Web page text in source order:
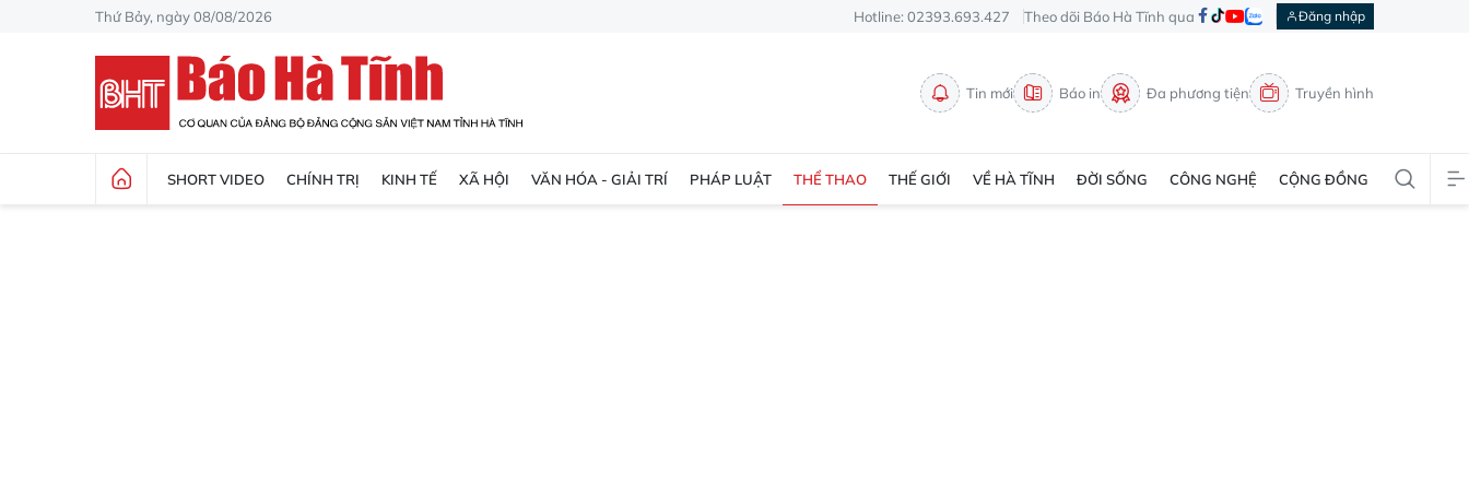
Thứ Bảy, ngày 08/08/2026 Hotline: 02393.693.427 Theo dõi Báo Hà Tĩnh qua Đăng nhập
Tin mới Báo in Đa phương tiện Truyền hình
SHORT VIDEO CHÍNH TRỊ KINH TẾ XÃ HỘI VĂN HÓA - GIẢI TRÍ PHÁP LUẬT THỂ THAO THẾ GIỚI VỀ HÀ TĨNH ĐỜI SỐNG CÔNG NGHỆ CỘNG ĐỒNG